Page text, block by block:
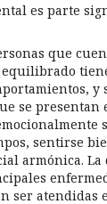
es parte
que
equilibrado
y
se presentan
sentirse
armónica.
ser atendidas